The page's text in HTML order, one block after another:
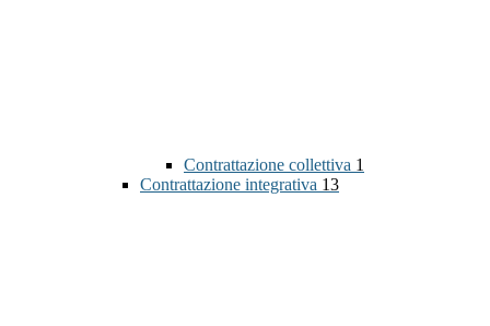
Contrattazione collettiva 1
Contrattazione integrativa 13